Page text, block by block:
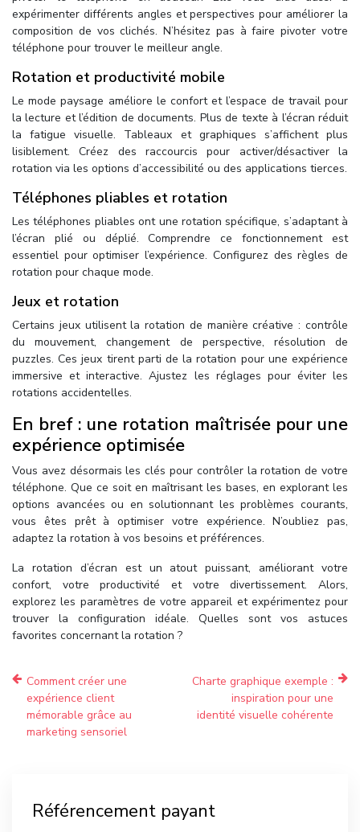
expérimenter différents angles et perspectives pour améliorer la
composition de vos clichés. N’hésitez pas à faire pivoter votre
téléphone pour trouver le meilleur angle.
Rotation et productivité mobile
Le mode paysage améliore le confort et l’espace de travail pour
la lecture et l’édition de documents. Plus de texte à l’écran réduit
la fatigue visuelle. Tableaux et graphiques s’affichent plus
lisiblement. Créez des raccourcis pour activer/désactiver la
rotation via les options d’accessibilité ou des applications tierces.
Téléphones pliables et rotation
Les téléphones pliables ont une rotation spécifique, s’adaptant à
l’écran plié ou déplié. Comprendre ce fonctionnement est
essentiel pour optimiser l’expérience. Configurez des règles de
rotation pour chaque mode.
Jeux et rotation
Certains jeux utilisent la rotation de manière créative : contrôle
du mouvement, changement de perspective, résolution de
puzzles. Ces jeux tirent parti de la rotation pour une expérience
immersive et interactive. Ajustez les réglages pour éviter les
rotations accidentelles.
En bref : une rotation maîtrisée pour une
expérience optimisée
Vous avez désormais les clés pour contrôler la rotation de votre
téléphone. Que ce soit en maîtrisant les bases, en explorant les
options avancées ou en solutionnant les problèmes courants,
vous êtes prêt à optimiser votre expérience. N’oubliez pas,
adaptez la rotation à vos besoins et préférences.
La rotation d’écran est un atout puissant, améliorant votre
confort, votre productivité et votre divertissement. Alors,
explorez les paramètres de votre appareil et expérimentez pour
trouver la configuration idéale. Quelles sont vos astuces
favorites concernant la rotation ?
Comment créer une
expérience client
mémorable grâce au
marketing sensoriel
Charte graphique exemple :
inspiration pour une
identité visuelle cohérente
Référencement payant